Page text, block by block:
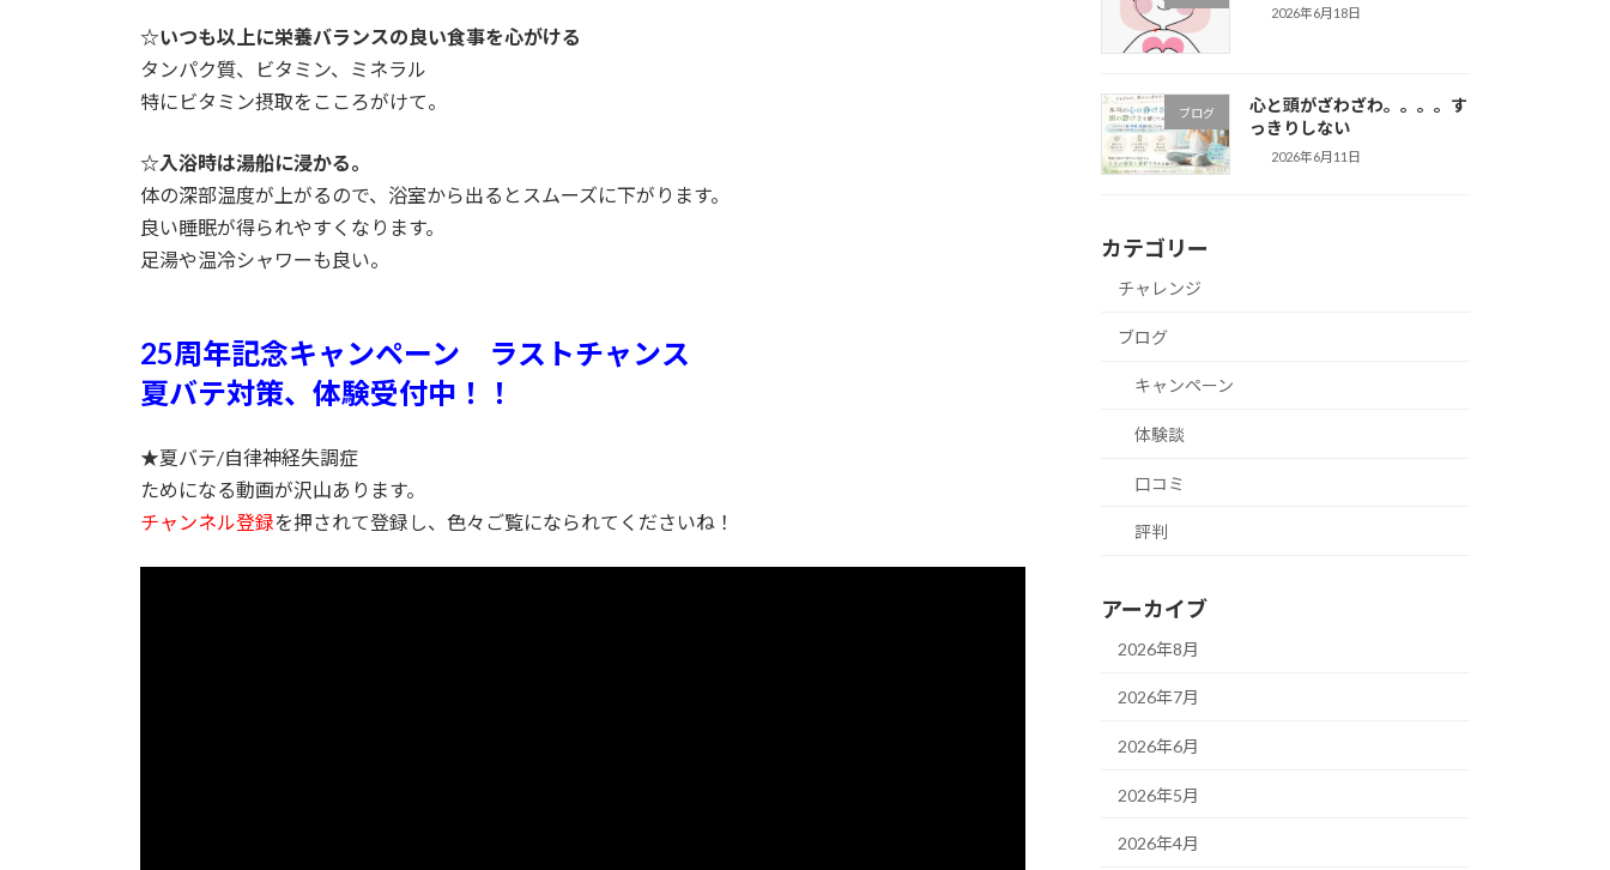
☆いつも以上に栄養バランスの良い食事を心がける
タンパク質、ビタミン、ミネラル
特にビタミン摂取をこころがけて。
☆入浴時は湯船に浸かる。
体の深部温度が上がるので、浴室から出るとスムーズに下がります。
良い睡眠が得られやすくなります。
足湯や温冷シャワーも良い。
25周年記念キャンペーン ラストチャンス
夏バテ対策、体験受付中！！
★夏バテ/自律神経失調症
ためになる動画が沢山あります。
チャンネル登録を押されて登録し、色々ご覧になられてくださいね！
2026年6月18日
ブログ
心と頭がざわざわ。。。。す
っきりしない
2026年6月11日
カテゴリー
チャレンジ
ブログ
キャンペーン
体験談
口コミ
評判
アーカイブ
2026年8月
2026年7月
2026年6月
2026年5月
2026年4月